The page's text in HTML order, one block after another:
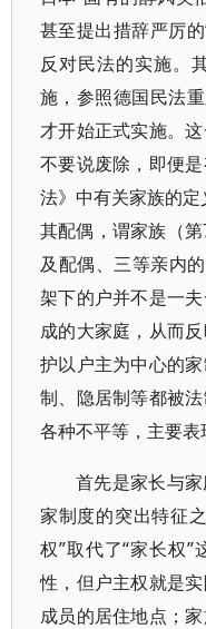
甚至提出措辞严厉
反对民法的实施。
施，参照德国民法
才开始正式实施。
不要说废除，即便
法》中有关家族的定
其配偶，谓家族（
及配偶、三等亲内
架下的户并不是一
成的大家庭，从而
护以户主为中心的
制、隐居制等都被
各种不平等，主要表
首先是家长与
家制度的突出特征
权”取代了“家长权
性，但户主权就是
成员的居住地点；